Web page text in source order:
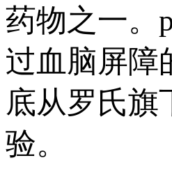
药物之一。
过血脑屏障
底从罗氏旗
验。